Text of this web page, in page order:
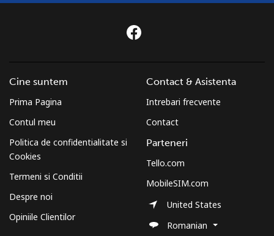
Cine suntem
Prima Pagina
Contul meu
Politica de confidentialitate si
Cookies
Termeni si Conditii
Despre noi
Opiniile Clientilor
Contact & Asistenta
Intrebari frecvente
Contact
Parteneri
Tello.com
MobileSIM.com
United States
Romanian